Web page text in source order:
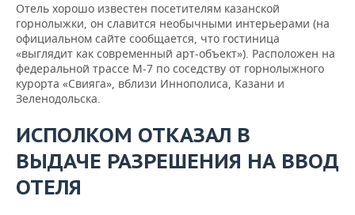
ВОЛЕЙБОЛ
КИБЕРСПОРТ
ФИГУРНОЕ КАТАНИЕ
ВОДНЫЕ ВИДЫ СПОРТА
ХОККЕЙ С МЯЧОМ
ИСТОРИЯ
КУЛЬТУРА
МЕДИЦИНА
ОБРАЗОВАНИЕ
ПРОИСШЕСТВИЯ
СПИСОК ПЕРСОН
СПИСОК КОМПАНИЙ
ПОЛНАЯ ВЕРСИЯ
Отель хорошо известен посетителям казанской
горнолыжки, он славится необычными интерьерами (на
официальном сайте сообщается, что гостиница
«выглядит как современный арт-объект»). Расположен на
федеральной трассе М-7 по соседству от горнолыжного
курорта «Свияга», вблизи Иннополиса, Казани и
Зеленодольска.
ИСПОЛКОМ ОТКАЗАЛ В
ВЫДАЧЕ РАЗРЕШЕНИЯ НА ВВОД
ОТЕЛЯ